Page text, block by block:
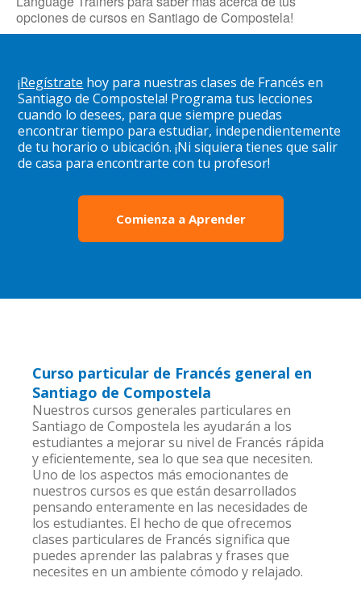
opciones de cursos en Santiago de Compostela!
¡Regístrate hoy para nuestras clases de Francés en
Santiago de Compostela! Programa tus lecciones
cuando lo desees, para que siempre puedas
encontrar tiempo para estudiar, independientemente
de tu horario o ubicación. ¡Ni siquiera tienes que salir
de casa para encontrarte con tu profesor!
Comienza a Aprender
Curso particular de Francés general en
Santiago de Compostela
Nuestros cursos generales particulares en
Santiago de Compostela les ayudarán a los
estudiantes a mejorar su nivel de Francés rápida
y eficientemente, sea lo que sea que necesiten.
Uno de los aspectos más emocionantes de
nuestros cursos es que están desarrollados
pensando enteramente en las necesidades de
los estudiantes. El hecho de que ofrecemos
clases particulares de Francés significa que
puedes aprender las palabras y frases que
necesites en un ambiente cómodo y relajado.